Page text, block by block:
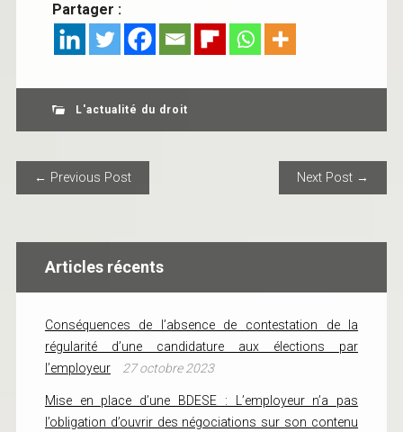
Partager :
L'actualité du droit
POST NAVIGATION
← Previous Post Next Post →
Articles récents
Conséquences de l’absence de contestation de la
régularité d’une candidature aux élections par
l’employeur
27 octobre 2023
Mise en place d’une BDESE : L’employeur n’a pas
l’obligation d’ouvrir des négociations sur son contenu